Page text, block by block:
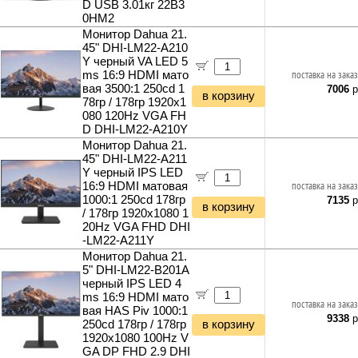
Инструменты и техника прочее
D USB 3.01кг 22B3
0HM2
Монитор Dahua 21.
45" DHI-LM22-A210
Y черный VA LED 5
ms 16:9 HDMI мато
вая 3500:1 250cd 1
78гр / 178гр 1920x1
080 120Hz VGA FH
D DHI-LM22-A210Y
в корзину
поставка на
7006
Монитор Dahua 21.
45" DHI-LM22-A211
Y черный IPS LED
16:9 HDMI матовая
1000:1 250cd 178гр
/ 178гр 1920x1080 1
20Hz VGA FHD DHI
-LM22-A211Y
в корзину
поставка на
7135
Монитор Dahua 21.
5" DHI-LM22-B201A
черный IPS LED 4
ms 16:9 HDMI мато
вая HAS Piv 1000:1
250cd 178гр / 178гр
1920x1080 100Hz V
GA DP FHD 2.9 DHI
в корзину
поставка на
9338